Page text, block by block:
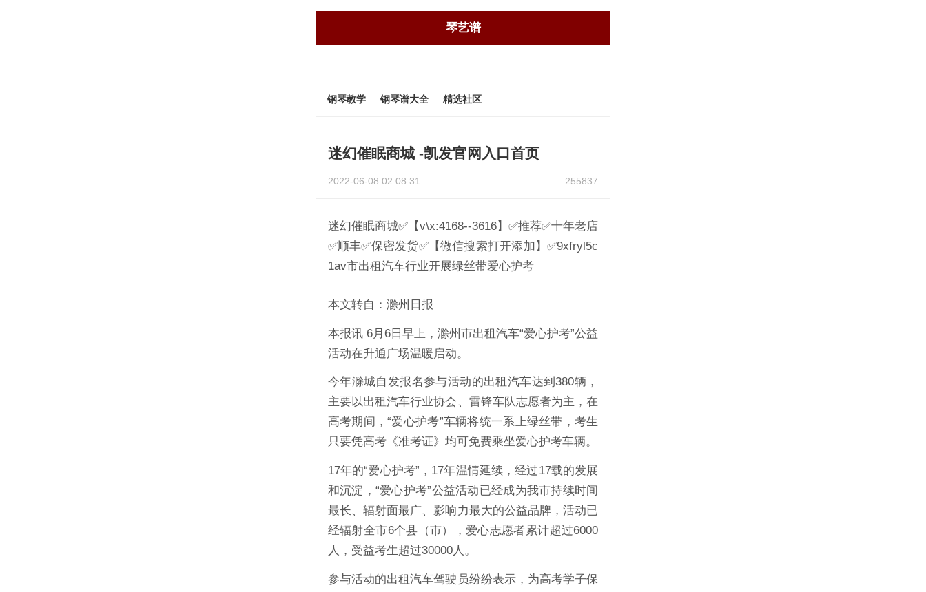
琴艺谱
钢琴教学 钢琴谱大全 精选社区
迷幻催眠商城 -凯发官网入口首页
2022-06-08 02:08:31 255837
迷幻催眠商城✅【v\x:4168--3616】✅推荐✅十年老店
✅顺丰✅保密发货✅【微信搜索打开添加】✅9xfryl5c
1av市出租汽车行业开展绿丝带爱心护考
本文转自：滁州日报
本报讯 6月6日早上，滁州市出租汽车“爱心护考”公益
活动在升通广场温暖启动。
今年滁城自发报名参与活动的出租汽车达到380辆，
主要以出租汽车行业协会、雷锋车队志愿者为主，在
高考期间，“爱心护考”车辆将统一系上绿丝带，考生
只要凭高考《准考证》均可免费乘坐爱心护考车辆。
17年的“爱心护考”，17年温情延续，经过17载的发展
和沉淀，“爱心护考”公益活动已经成为我市持续时间
最长、辐射面最广、影响力最大的公益品牌，活动已
经辐射全市6个县（市），爱心志愿者累计超过6000
人，受益考生超过30000人。
参与活动的出租汽车驾驶员纷纷表示，为高考学子保